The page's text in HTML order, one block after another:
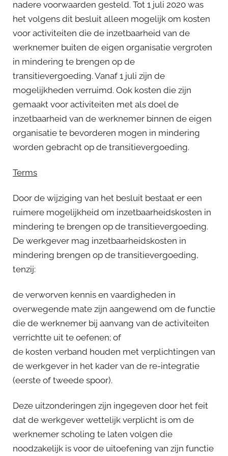
nadere voorwaarden gesteld. Tot 1 juli 2020 was
het volgens dit besluit alleen mogelijk om kosten
voor activiteiten die de inzetbaarheid van de
werknemer buiten de eigen organisatie vergroten
in mindering te brengen op de
transitievergoeding. Vanaf 1 juli zijn de
mogelijkheden verruimd. Ook kosten die zijn
gemaakt voor activiteiten met als doel de
inzetbaarheid van de werknemer binnen de eigen
organisatie te bevorderen mogen in mindering
worden gebracht op de transitievergoeding.
Terms
Door de wijziging van het besluit bestaat er een
ruimere mogelijkheid om inzetbaarheidskosten in
mindering te brengen op de transitievergoeding.
De werkgever mag inzetbaarheidskosten in
mindering brengen op de transitievergoeding,
tenzij:
de verworven kennis en vaardigheden in
overwegende mate zijn aangewend om de functie
die de werknemer bij aanvang van de activiteiten
verrichtte uit te oefenen; of
de kosten verband houden met verplichtingen van
de werkgever in het kader van de re-integratie
(eerste of tweede spoor).
Deze uitzonderingen zijn ingegeven door het feit
dat de werkgever wettelijk verplicht is om de
werknemer scholing te laten volgen die
noodzakelijk is voor de uitoefening van zijn functie